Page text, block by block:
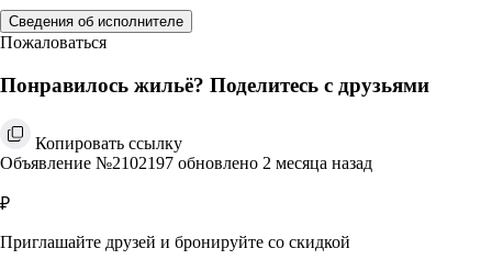
Сведения об исполнителе
Пожаловаться
Понравилось жильё? Поделитесь с друзьями
Копировать ссылку
Объявление №2102197 обновлено 2 месяца назад
₽
Приглашайте друзей и бронируйте со скидкой